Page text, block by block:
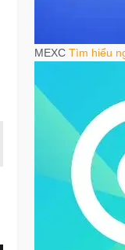
MEXC Tìm hiểu